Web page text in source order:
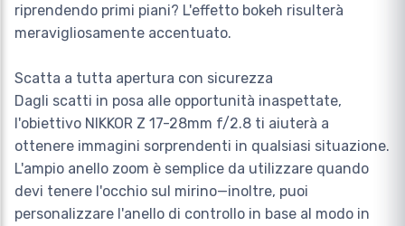
riprendendo primi piani? L'effetto bokeh risulterà
meravigliosamente accentuato.
Scatta a tutta apertura con sicurezza
Dagli scatti in posa alle opportunità inaspettate,
l'obiettivo NIKKOR Z 17-28mm f/2.8 ti aiuterà a
ottenere immagini sorprendenti in qualsiasi situazione.
L'ampio anello zoom è semplice da utilizzare quando
devi tenere l'occhio sul mirino—inoltre, puoi
personalizzare l'anello di controllo in base al modo in